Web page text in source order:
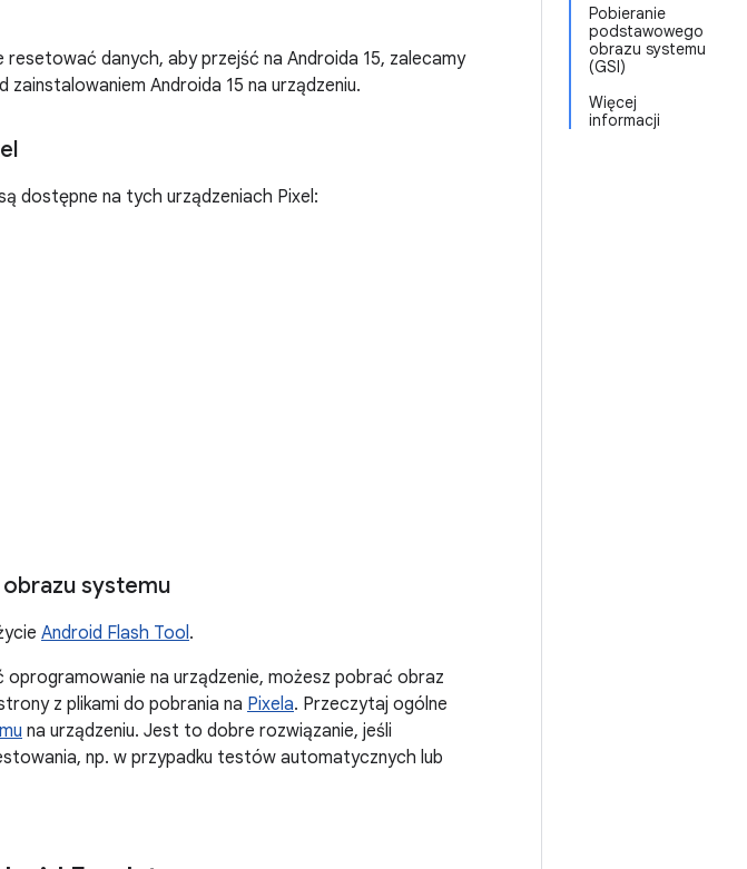
Pobieranie
podstawowego
obrazu systemu
(GSI)
Więcej
informacji
resetować danych, aby przejść na Androida 15, zalecamy
Androida 15 na urządzeniu.
dostępne na tych urządzeniach Pixel:
systemu
Android Flash Tool.
na urządzenie, możesz pobrać obraz
z plikami do pobrania na Pixela. Przeczytaj ogólne
na urządzeniu. Jest to dobre rozwiązanie, jeśli
np. w przypadku testów automatycznych lub